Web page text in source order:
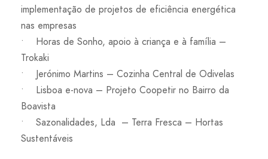
implementação de projetos de eficiência energética
nas empresas
• Horas de Sonho, apoio à criança e à família –
Trokaki
• Jerónimo Martins – Cozinha Central de Odivelas
• Lisboa e-nova – Projeto Coopetir no Bairro da
Boavista
• Sazonalidades, Lda – Terra Fresca – Hortas
Sustentáveis